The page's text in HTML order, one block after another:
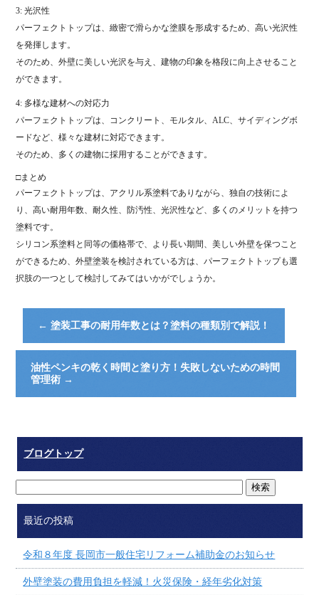
3: 光沢性
パーフェクトトップは、緻密で滑らかな塗膜を形成するため、高い光沢性
を発揮します。
そのため、外壁に美しい光沢を与え、建物の印象を格段に向上させること
ができます。
4: 多様な建材への対応力
パーフェクトトップは、コンクリート、モルタル、ALC、サイディングボ
ードなど、様々な建材に対応できます。
そのため、多くの建物に採用することができます。
□まとめ
パーフェクトトップは、アクリル系塗料でありながら、独自の技術によ
り、高い耐用年数、耐久性、防汚性、光沢性など、多くのメリットを持つ
塗料です。
シリコン系塗料と同等の価格帯で、より長い期間、美しい外壁を保つこと
ができるため、外壁塗装を検討されている方は、パーフェクトトップも選
択肢の一つとして検討してみてはいかがでしょうか。
← 塗装工事の耐用年数とは？塗料の種類別で解説！
油性ペンキの乾く時間と塗り方！失敗しないための時間
管理術 →
ブログトップ
最近の投稿
令和８年度 長岡市一般住宅リフォーム補助金のお知らせ
外壁塗装の費用負担を軽減！火災保険・経年劣化対策